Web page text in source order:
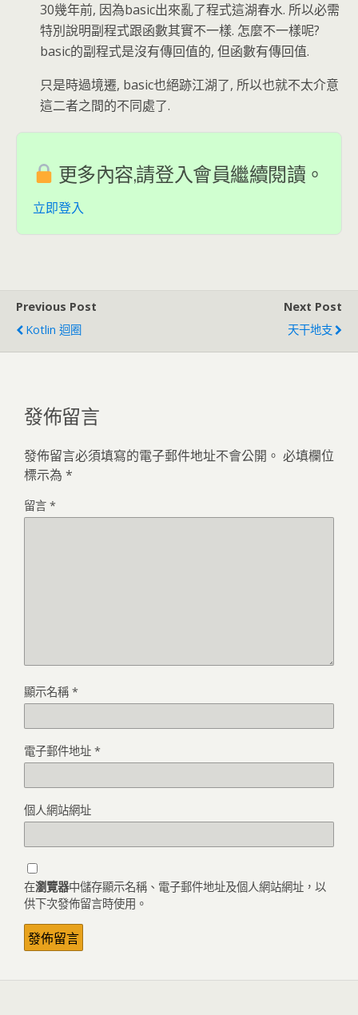
30幾年前, 因為basic出來亂了程式這湖春水. 所以必需
特別說明副程式跟函數其實不一樣. 怎麼不一樣呢?
basic的副程式是沒有傳回值的, 但函數有傳回值.
只是時過境遷, basic也絕跡江湖了, 所以也就不太介意
這二者之間的不同處了.
更多內容,請登入會員繼續閱讀。
立即登入
Previous Post
Kotlin 迴圈
Next Post
天干地支
發佈留言
發佈留言必須填寫的電子郵件地址不會公開。 必填欄位
標示為 *
留言 *
顯示名稱 *
電子郵件地址 *
個人網站網址
在瀏覽器中儲存顯示名稱、電子郵件地址及個人網站網址，以
供下次發佈留言時使用。